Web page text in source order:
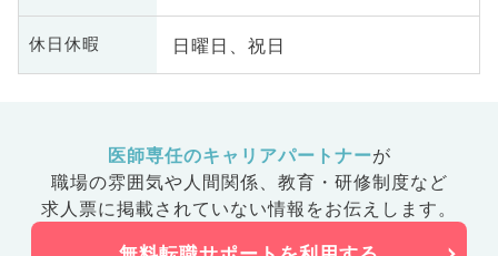
休日休暇 日曜日、祝日
医師専任のキャリアパートナーが
職場の雰囲気や人間関係、 教育・研修制度など
求人票に掲載されていない情報をお伝えします。